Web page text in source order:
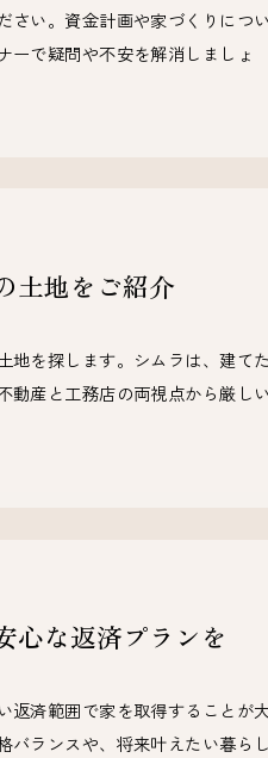
さい。資金計画や家づくりにつ
ーで疑問や不安を解消しましょ
土地を ご紹介
地を探します。シムラは、建て
動産と工務店の両視点から厳し
心な返済プランを
返済範囲で家を取得することが
バランスや、将来叶えたい暮ら